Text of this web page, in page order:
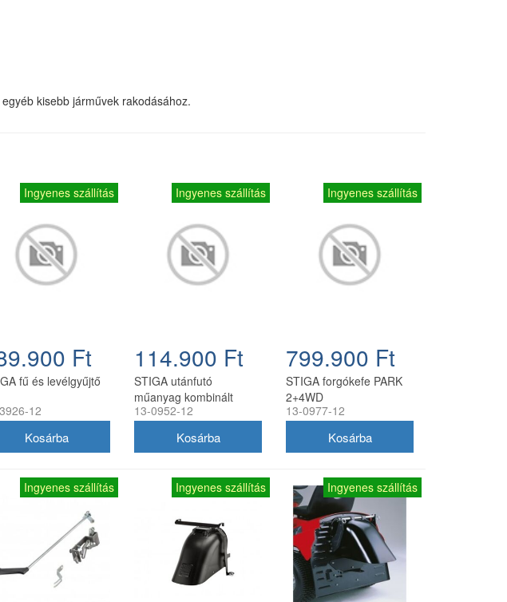
kisebb járművek rakodásához.
Ingyenes szállítás
Ft
fű és levélgyűjtő
12
Ingyenes szállítás
114.900 Ft
STIGA utánfutó
műanyag kombinált
13-0952-12
Ingyenes szállítás
799.900 Ft
STIGA forgókefe PARK
2+4WD
13-0977-12
Ingyenes szállítás Ingyenes szállítás Ingyenes szállítás